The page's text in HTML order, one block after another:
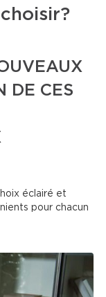
DE CES
éclairé et
pour chacun